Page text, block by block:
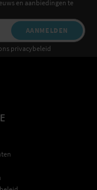
en aanbiedingen te
AANMELDEN
privacybeleid